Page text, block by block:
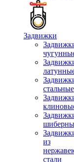
Задвижки
стальные
из
стали